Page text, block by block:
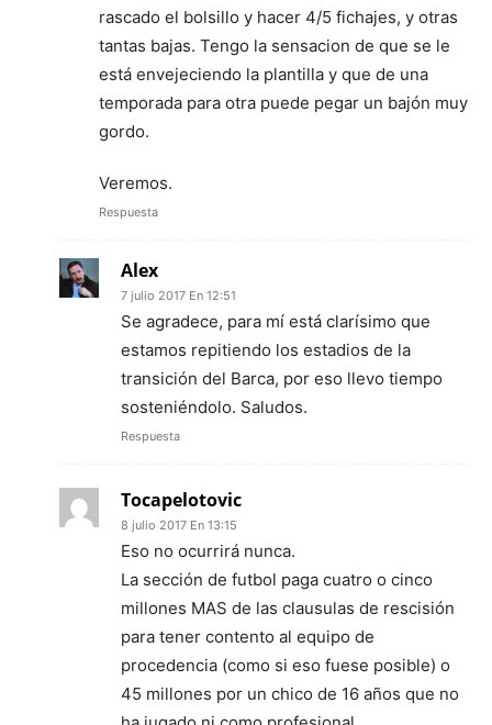
rascado el bolsillo y hacer 4/5 fichajes, y otras
tantas bajas. Tengo la sensacion de que se le
está envejeciendo la plantilla y que de una
temporada para otra puede pegar un bajón muy
gordo.
Veremos.
Respuesta
Alex
7 julio 2017 En 12:51
Se agradece, para mí está clarísimo que
estamos repitiendo los estadios de la
transición del Barca, por eso llevo tiempo
sosteniéndolo. Saludos.
Respuesta
Tocapelotovic
8 julio 2017 En 13:15
Eso no ocurrirá nunca.
La sección de futbol paga cuatro o cinco
millones MAS de las clausulas de rescisión
para tener contento al equipo de
procedencia (como si eso fuese posible) o
45 millones por un chico de 16 años que no